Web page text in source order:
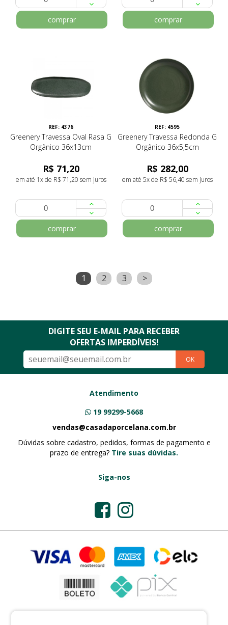
comprar comprar
REF: 4376
Greenery Travessa Oval Rasa G
Orgânico 36x13cm
R$ 71,20
em até 1x de R$ 71,20 sem juros
comprar
REF: 4595
Greenery Travessa Redonda G
Orgânico 36x5,5cm
R$ 282,00
em até 5x de R$ 56,40 sem juros
comprar
1 2 3 >
DIGITE SEU E-MAIL PARA RECEBER
OFERTAS IMPERDÍVEIS!
OK
Atendimento
19 99299-5668
vendas@casadaporcelana.com.br
Dúvidas sobre cadastro, pedidos, formas de pagamento e
prazo de entrega? Tire suas dúvidas.
Siga-nos